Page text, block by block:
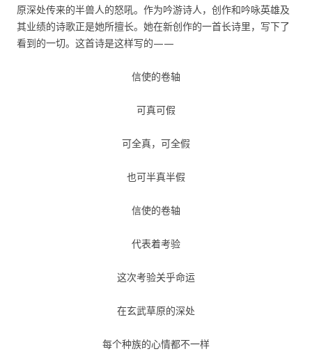
原深处传来的半兽人的怒吼。作为吟游诗人，创作和吟咏英雄及
其业绩的诗歌正是她所擅长。她在新创作的一首长诗里，写下了
看到的一切。这首诗是这样写的——
信使的卷轴
可真可假
可全真，可全假
也可半真半假
信使的卷轴
代表着考验
这次考验关乎命运
在玄武草原的深处
每个种族的心情都不一样